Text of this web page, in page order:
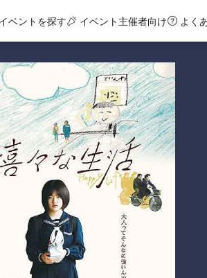
イベントを探す イベント主催者向け よく